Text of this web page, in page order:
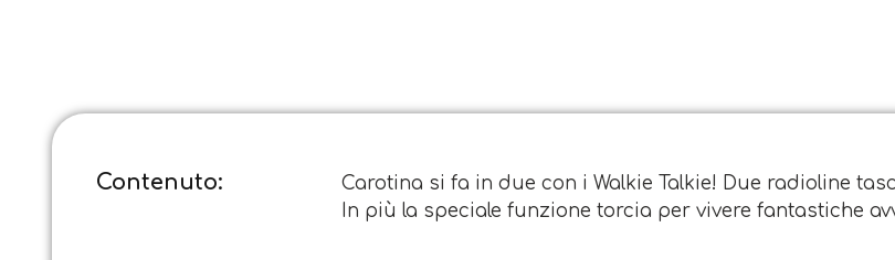
Contenuto:
Carotina si fa in due con i Walkie Talkie! Due radioline
In più la speciale funzione torcia per vivere fantastiche